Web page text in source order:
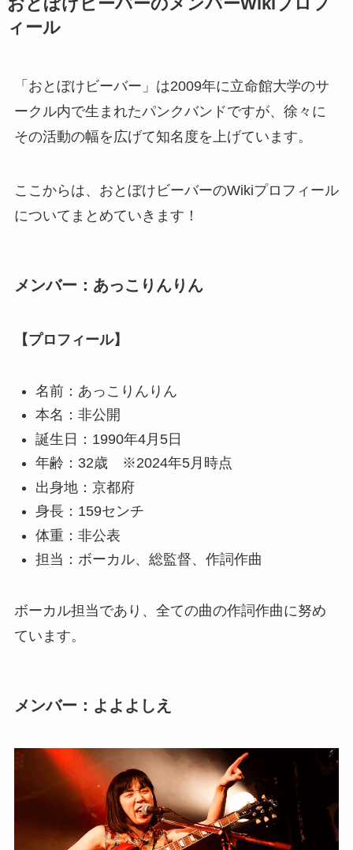
ィール
「おとぼけビーバー」は2009年に立命館大学のサ
ークル内で生まれたパンクバンドですが、徐々に
その活動の幅を広げて知名度を上げています。
ここからは、おとぼけビーバーのWikiプロフィール
についてまとめていきます！
メンバー：あっこりんりん
【プロフィール】
名前：あっこりんりん
本名：非公開
誕生日：1990年4月5日
年齢：32歳 ※2024年5月時点
出身地：京都府
身長：159センチ
体重：非公表
担当：ボーカル、総監督、作詞作曲
ボーカル担当であり、全ての曲の作詞作曲に努め
ています。
メンバー：よよよしえ